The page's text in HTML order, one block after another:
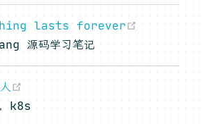
lasts forever
源码学习笔记
k8s